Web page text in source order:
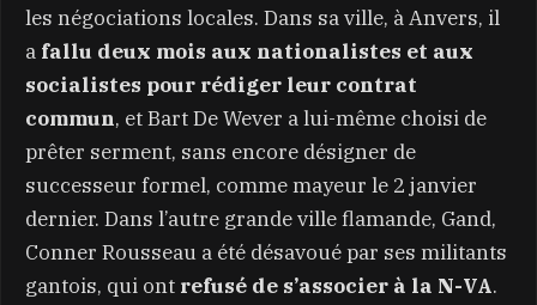
les négociations locales. Dans sa ville, à Anvers, il
a fallu deux mois aux nationalistes et aux
socialistes pour rédiger leur contrat
commun, et Bart De Wever a lui-même choisi de
prêter serment, sans encore désigner de
successeur formel, comme mayeur le 2 janvier
dernier. Dans l’autre grande ville flamande, Gand,
Conner Rousseau a été désavoué par ses militants
gantois, qui ont refusé de s’associer à la N-VA.